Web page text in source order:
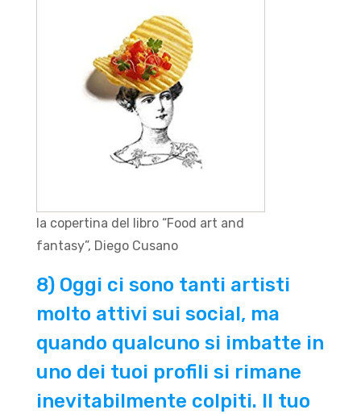
la copertina del libro “Food art and
fantasy”, Diego Cusano
8) Oggi ci sono tanti artisti
molto attivi sui social, ma
quando qualcuno si imbatte in
uno dei tuoi profili si rimane
inevitabilmente colpiti. Il tuo